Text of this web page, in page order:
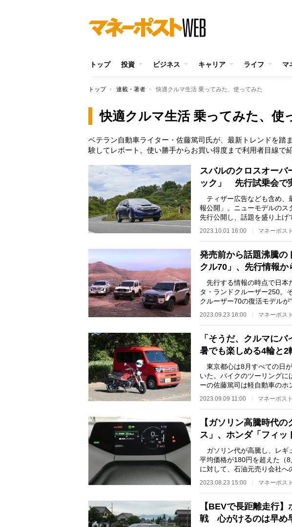
トップ 投資 ビジネス キャリア ライフ マ
トップ 連載・著者 快適クルマ生活 乗ってみた、使ってみた
快適クルマ生活 乗ってみた、使
ベテラン自動車ライター・佐藤篤司氏が、最新トレンドを踏
験してレポート。使い勝手からお買い得度まで利用者目線で紹
スバルのクロスオーバ
ック」 先行試乗会で
ティザー広告なども含め、
報公開」。ニューモデルのス
先行公開し、話題を盛り上げ
2023.10.01 16:00 マネーポス
発売前から話題沸騰の
クル70」、先行情報
先行する情報の時点で日本
タ・ランドクルーザー250。
クルーザー70の復活モデルが
れ、SUVファンの注目が…
2023.09.23 16:00 マネーポス
「そうだ、クルマに
暑でも楽しめる4輪と
東京都心は8月すべての日
いた。バイクのツーリングに
ーの佐藤篤司は軽自動車のホ
2023.09.09 11:00 マネーポス
【ガソリン高騰時代
ス」、ホンダ「フィ
ガソリン代が高騰し、レギ
平均価格が180円を超えた（
に対して、石油元売り会社へ
2023.08.23 15:00 マネーポス
【BEVで長距離走行
戦 心がけるのは早め